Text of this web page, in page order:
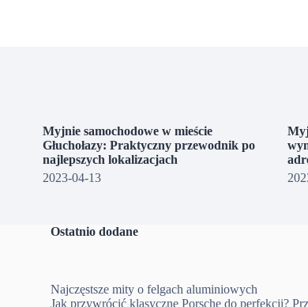
Myjnie samochodowe w mieście
Głuchołazy: Praktyczny przewodnik po
najlepszych lokalizacjach
2023-04-13
Ostatnio dodane
Najczęstsze mity o felgach aluminiowych
Jak przywrócić klasyczne Porsche do perfekcji?